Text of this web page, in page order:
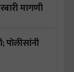
मागणी